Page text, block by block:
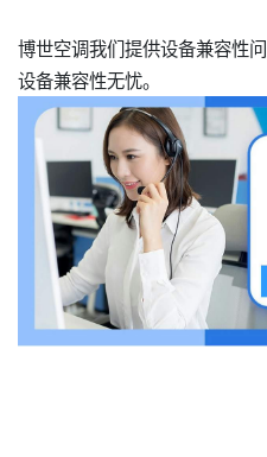
博世空调我们提供设备兼容性
设备兼容性无忧。